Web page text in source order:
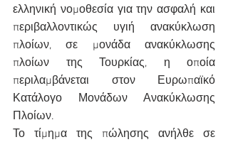
ελληνική νομοθεσία για την ασφαλή και
περιβαλλοντικώς υγιή ανακύκλωση
πλοίων, σε μονάδα ανακύκλωσης
πλοίων της Τουρκίας, η οποία
περιλαμβάνεται στον Ευρωπαϊκό
Κατάλογο Μονάδων Ανακύκλωσης
Πλοίων.
Το τίμημα της πώλησης ανήλθε σε